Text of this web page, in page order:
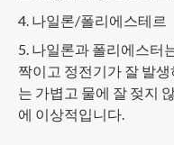
나일론/폴리에스테르
나일론과 폴리에스터
짝이고 정전기가 잘 발
는 가볍고 물에 잘 젖지
에 이상적입니다.